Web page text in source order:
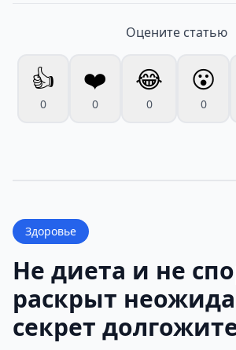
Оцените статью
👍
0
❤️
0
😂
0
😮
0
Здоровье
Не диета и не
раскрыт
секрет